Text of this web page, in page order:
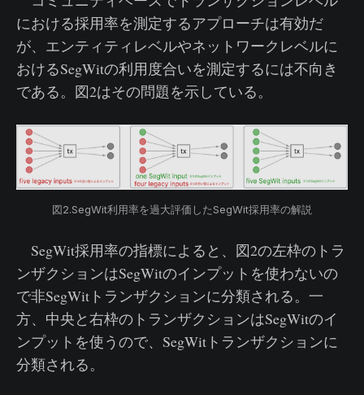
における採用率を測定するアプローチは有効だ
が、エンティティレベルやネットワークレベルに
おけるSegWitの利用度合いを測定するには不向き
である。図2はその問題を示している。
図2.SegWit利用率を過大評価したSegWit採用率の解説
SegWit採用率の指標によると、図2の左枠のトラ
ンザクションはSegWitのインプットを使わないの
で非SegWitトランザクションに分類される。一
方、中央と右枠のトランザクションはSegWitのイ
ンプットを使うので、SegWitトランザクションに
分類される。